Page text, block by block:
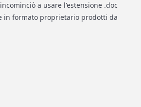
a usare l'estensione .doc
in formato proprietario prodotti da